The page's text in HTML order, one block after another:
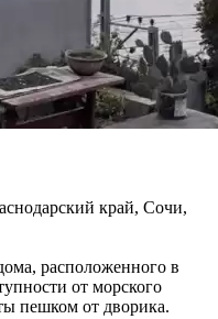
край, Сочи,
расположенного в
от морского
пешком от дворика.